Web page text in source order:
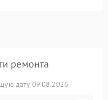
ремонта
дату 09.08.2026